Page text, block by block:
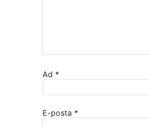
Ad *
E-posta *